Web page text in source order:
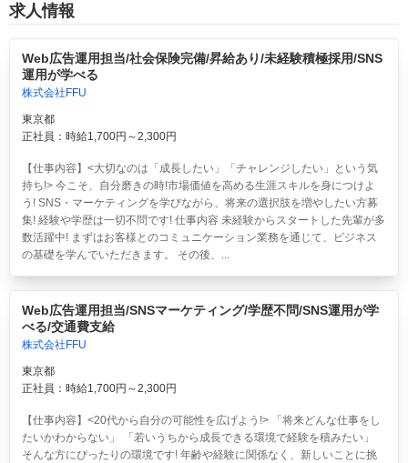
求人情報
Web広告運用担当/社会保険完備/昇給あり/未経験積極採用/SNS
運用が学べる
株式会社FFU
東京都
正社員：時給1,700円～2,300円
【仕事内容】<大切なのは「成長したい」「チャレンジしたい」という気
持ち!> 今こそ、自分磨きの時!市場価値を高める生涯スキルを身につけよ
う! SNS・マーケティングを学びながら、将来の選択肢を増やしたい方募
集! 経験や学歴は一切不問です! 仕事内容 未経験からスタートした先輩が多
数活躍中! まずはお客様とのコミュニケーション業務を通じて、ビジネス
の基礎を学んでいただきます。 その後、...
Web広告運用担当/SNSマーケティング/学歴不問/SNS運用が学
べる/交通費支給
株式会社FFU
東京都
正社員：時給1,700円～2,300円
【仕事内容】<20代から自分の可能性を広げよう!> 「将来どんな仕事をし
たいかわからない」 「若いうちから成長できる環境で経験を積みたい」
そんな方にぴったりの環境です! 年齢や経験に関係なく、新しいことに挑